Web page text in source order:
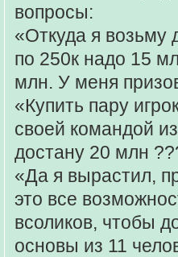
вопросы:
«Откуда я возьму
по 250к надо 15
млн. У меня
«Купить пару
своей командой
достану 20 млн
«Да я вырастил,
это все
всоликов, чтобы
основы из 11